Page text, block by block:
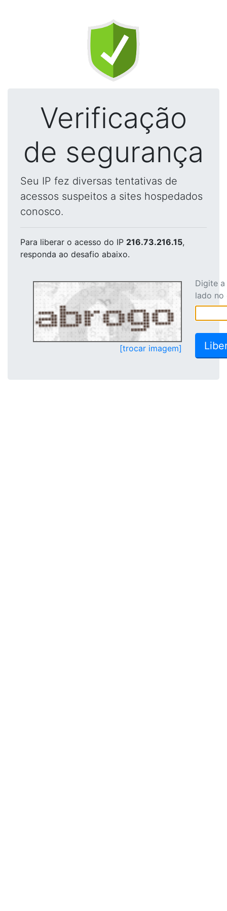
Verificação
de segurança
Seu IP fez diversas tentativas de
acessos suspeitos a sites hospedados
conosco.
Para liberar o acesso do IP 216.73.216.15,
responda ao desafio abaixo.
[trocar imagem]
Digite
lado no